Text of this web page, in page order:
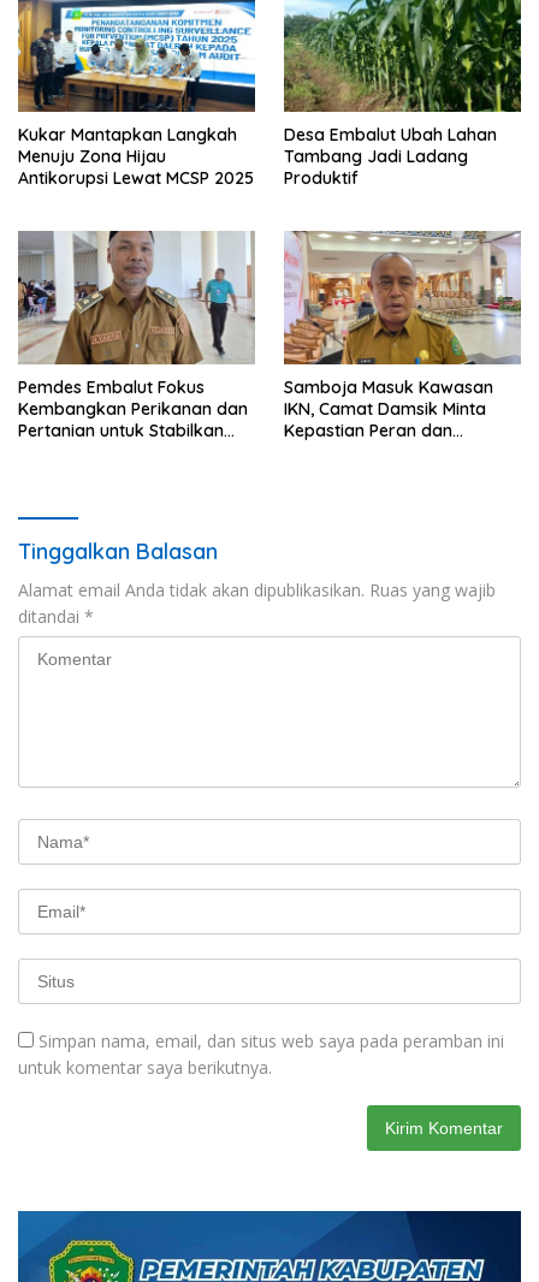
Kukar Mantapkan Langkah
Menuju Zona Hijau
Antikorupsi Lewat MCSP 2025
Desa Embalut Ubah Lahan
Tambang Jadi Ladang
Produktif
Pemdes Embalut Fokus
Kembangkan Perikanan dan
Pertanian untuk Stabilkan
Samboja Masuk Kawasan
IKN, Camat Damsik Minta
Kepastian Peran dan
Tinggalkan Balasan
Alamat email Anda tidak akan dipublikasikan. Ruas yang wajib
ditandai *
Simpan nama, email, dan situs web saya pada peramban ini
untuk komentar saya berikutnya.